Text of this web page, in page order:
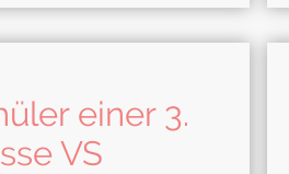
einer 3.
VS